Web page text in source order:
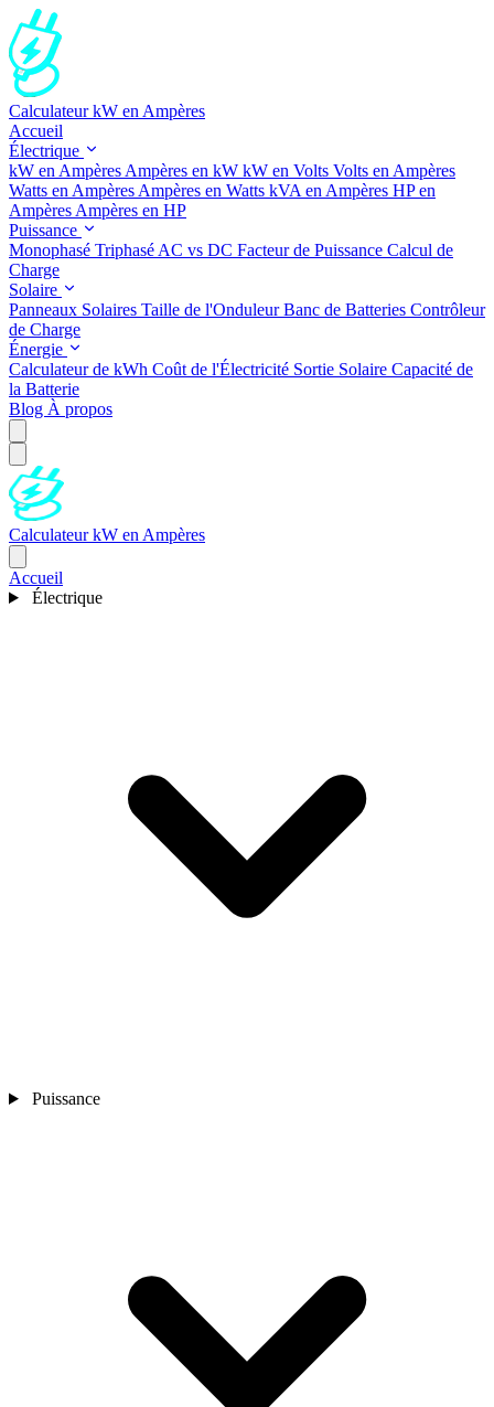
Calculateur kW en Ampères
Accueil
Électrique
kW en Ampères Ampères en kW kW en Volts Volts en Ampères
Watts en Ampères Ampères en Watts kVA en Ampères HP en
Ampères Ampères en HP
Puissance
Monophasé Triphasé AC vs DC Facteur de Puissance Calcul de
Charge
Solaire
Panneaux Solaires Taille de l'OnduleurBanc de Batteries Contrôleur
de Charge
Énergie
Calculateur de kWh Coût de l'Électricité Sortie Solaire Capacité de
la Batterie
Blog À propos
Calculateur kW en Ampères
Accueil
Électrique
Puissance